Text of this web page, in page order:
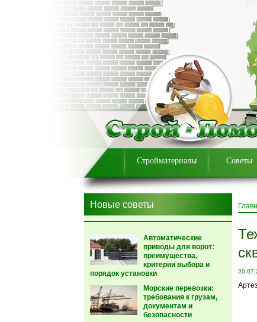
Стройматериалы Советы
Новые советы
Автоматические
приводы для ворот:
преимущества,
критерии выбора и
порядок установки
Морские перевозки:
требования к грузам,
документам и
безопасности